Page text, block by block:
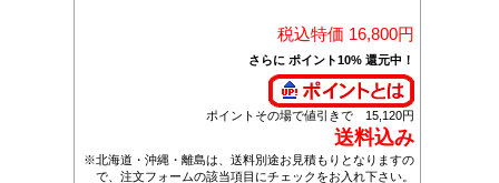
税込特価 16,800円
さらに ポイント10% 還元中！
ポイントその場で値引きで 15,120円
送料込み
※北海道・沖縄・離島は、送料別途お見積もりとなりますの
で、注文フォームの該当項目にチェックをお入れ下さい。